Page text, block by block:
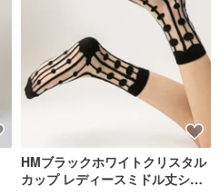
HMブラックホワイトクリスタル
カップ レディースミドル丈シア